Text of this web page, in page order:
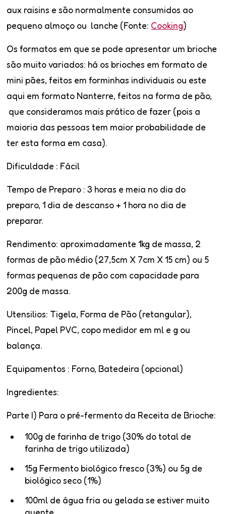
aux raisins e são normalmente consumidos ao
pequeno almoço ou lanche (Fonte: Cooking)
Os formatos em que se pode apresentar um brioche
são muito variados: há os brioches em formato de
mini pães, feitos em forminhas individuais ou este
aqui em formato Nanterre, feitos na forma de pão,
que consideramos mais prático de fazer (pois a
maioria das pessoas tem maior probabilidade de
ter esta forma em casa).
Dificuldade : Fácil
Tempo de Preparo :3 horas e meia no dia do
preparo, 1 dia de descanso + 1 hora no dia de
preparar.
Rendimento: aproximadamente 1kg de massa, 2
formas de pão médio (27,5cm X 7cm X 15 cm) ou 5
formas pequenas de pão com capacidade para
200g de massa.
Utensilios: Tigela, Forma de Pão (retangular),
Pincel, Papel PVC, copo medidor em ml e g ou
balança.
Equipamentos : Forno, Batedeira (opcional)
Ingredientes:
Parte I) Para o pré-fermento da Receita de Brioche:
100g de farinha de trigo (30% do total de
farinha de trigo utilizada)
15g Fermento biológico fresco (3%) ou 5g de
biológico seco (1%)
100ml de água fria ou gelada se estiver muito